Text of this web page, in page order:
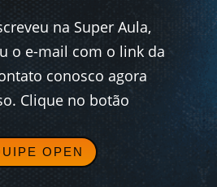
na Super Aula,
o e-mail com o link da
conosco agora
Clique no botão
OPEN